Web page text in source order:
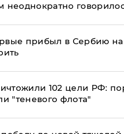
неоднократно
прибыл в Сербию на
102 цели РФ:
"теневого флота"